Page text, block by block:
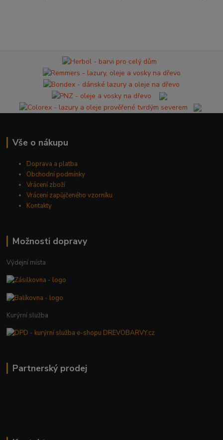
Vše o nákupu
Doprava a platba
Obchodní podmínky
Vrácení zboží
Vrácení zapůjčeného vzorníku
Kontakty
Možnosti dopravy
Výdejní místa
Kurýrní služba
Partnerský prodej